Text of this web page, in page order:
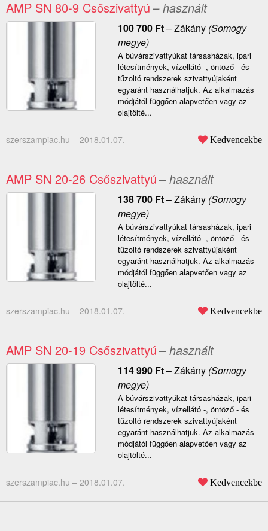
AMP SN 80-9 Csőszivattyú– használt
100 700 Ft–Zákány(Somogy
megye)
A búvárszivattyúkat társasházak, ipari
létesítmények, vízellátó -, öntöző - és
tűzoltó rendszerek szivattyújaként
egyaránt használhatjuk. Az alkalmazás
módjától függően alapvetően vagy az
olajtölté...
szerszampiac.hu – 2018.01.07. Kedvencekbe
AMP SN 20-26 Csőszivattyú– használt
138 700 Ft–Zákány(Somogy
megye)
A búvárszivattyúkat társasházak, ipari
létesítmények, vízellátó -, öntöző - és
tűzoltó rendszerek szivattyújaként
egyaránt használhatjuk. Az alkalmazás
módjától függően alapvetően vagy az
olajtölté...
szerszampiac.hu – 2018.01.07. Kedvencekbe
AMP SN 20-19 Csőszivattyú– használt
114 990 Ft–Zákány(Somogy
megye)
A búvárszivattyúkat társasházak, ipari
létesítmények, vízellátó -, öntöző - és
tűzoltó rendszerek szivattyújaként
egyaránt használhatjuk. Az alkalmazás
módjától függően alapvetően vagy az
olajtölté...
szerszampiac.hu – 2018.01.07. Kedvencekbe